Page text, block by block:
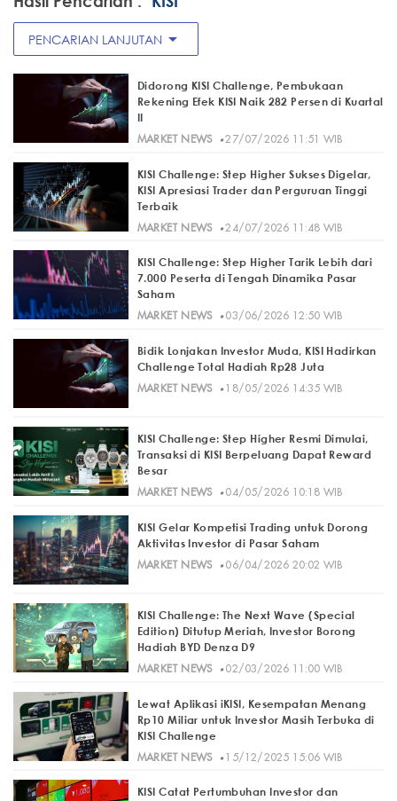
PENCARIAN LANJUTAN arrow_drop_down
Didorong KISI Challenge, Pembukaan
Rekening Efek KISI Naik 282 Persen di Kuartal
II
MARKET NEWS· 27/07/2026 11:51 WIB
KISI Challenge: Step Higher Sukses Digelar,
KISI Apresiasi Trader dan Perguruan Tinggi
Terbaik
MARKET NEWS· 24/07/2026 11:48 WIB
KISI Challenge: Step Higher Tarik Lebih dari
7.000 Peserta di Tengah Dinamika Pasar
Saham
MARKET NEWS· 03/06/2026 12:50 WIB
Bidik Lonjakan Investor Muda, KISI Hadirkan
Challenge Total Hadiah Rp28 Juta
MARKET NEWS· 18/05/2026 14:35 WIB
KISI Challenge: Step Higher Resmi Dimulai,
Transaksi di KISI Berpeluang Dapat Reward
Besar
MARKET NEWS· 04/05/2026 10:18 WIB
KISI Gelar Kompetisi Trading untuk Dorong
Aktivitas Investor di Pasar Saham
MARKET NEWS· 06/04/2026 20:02 WIB
KISI Challenge: The Next Wave (Special
Edition) Ditutup Meriah, Investor Borong
Hadiah BYD Denza D9
MARKET NEWS· 02/03/2026 11:00 WIB
Lewat Aplikasi iKISI, Kesempatan Menang
Rp10 Miliar untuk Investor Masih Terbuka di
KISI Challenge
MARKET NEWS· 15/12/2025 15:06 WIB
KISI Catat Pertumbuhan Investor dan